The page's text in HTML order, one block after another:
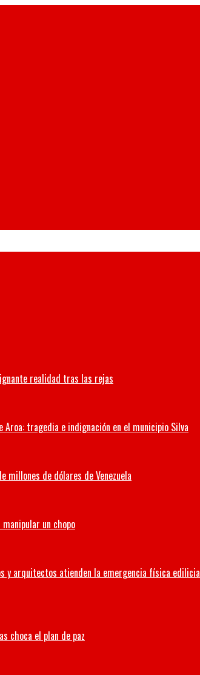
realidad tras las rejas
tragedia e indignación en el municipio Silva
millones de dólares de Venezuela
un chopo
y arquitectos atienden la emergencia física edilicia
choca el plan de paz